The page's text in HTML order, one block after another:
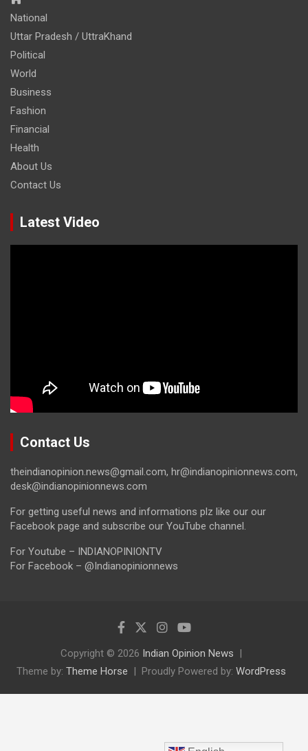
National
Uttar Pradesh / UttraKhand
Political
World
Business
Fashion
Financial
Health
About Us
Contact Us
Latest Video
Contact Us
theindianopinion.news@gmail.com, hr@indianopinionnews.com,
desk@indianopinionnews.com
For getting useful news and informations plz like our our
Facebook page and subscribe our YouTube channel.
For Youtube – INDIANOPINIONTV
For Facebook – @Indianopinionnews
Copyright © 2026 Indian Opinion News
Theme by: Theme Horse Proudly Powered by: WordPress